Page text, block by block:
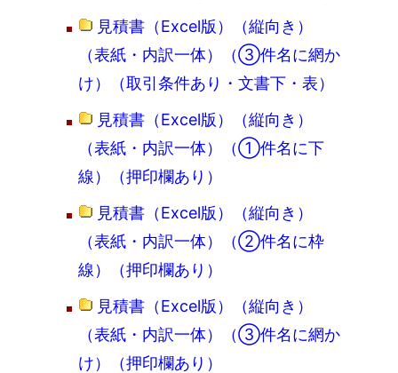
見積書（Excel版）（縦向き）
（表紙・内訳一体）（③件名に網か
け）（取引条件あり・文書下・表）
見積書（Excel版）（縦向き）
（表紙・内訳一体）（①件名に下
線）（押印欄あり）
見積書（Excel版）（縦向き）
（表紙・内訳一体）（②件名に枠
線）（押印欄あり）
見積書（Excel版）（縦向き）
（表紙・内訳一体）（③件名に網か
け）（押印欄あり）